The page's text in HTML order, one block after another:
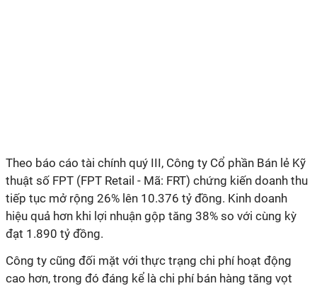
Theo báo cáo tài chính quý III, Công ty Cổ phần Bán lẻ Kỹ
thuật số FPT (FPT Retail - Mã: FRT) chứng kiến doanh thu
tiếp tục mở rộng 26% lên 10.376 tỷ đồng. Kinh doanh
hiệu quả hơn khi lợi nhuận gộp tăng 38% so với cùng kỳ
đạt 1.890 tỷ đồng.
Công ty cũng đối mặt với thực trạng chi phí hoạt động
cao hơn, trong đó đáng kể là chi phí bán hàng tăng vọt